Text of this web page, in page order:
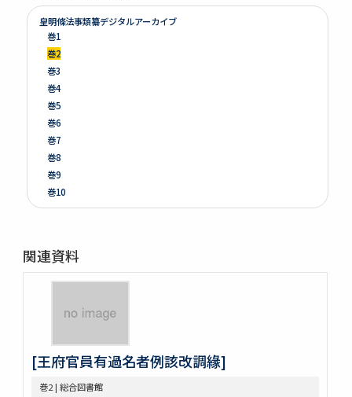
皇明條法事類纂デジタルアーカイブ
巻1
巻2
巻3
巻4
巻5
巻6
巻7
巻8
巻9
巻10
巻11
巻14
巻15
巻17
巻19
巻20
巻21
関連資料
[王府官員有過名者例該改調緣]
巻2 | 総合図書館